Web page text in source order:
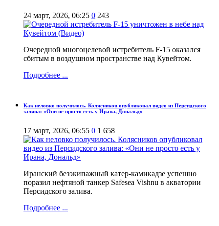
24 март, 2026, 06:25 0 243
Очередной многоцелевой истребитель F-15 оказался
сбитым в воздушном пространстве над Кувейтом.
Подробнее ...
Как неловко получилось. Колясников опубликовал видео из Персидского
залива: «Они не просто есть у Ирана, Дональд»
17 март, 2026, 06:55 0 1 658
Иранский безэкипажный катер-камикадзе успешно
поразил нефтяной танкер Safesea Vishnu в акватории
Персидского залива.
Подробнее ...